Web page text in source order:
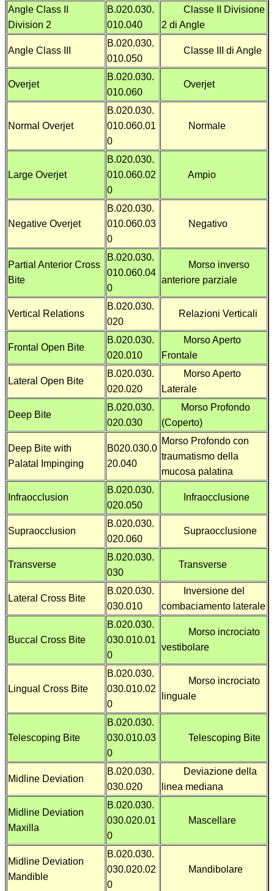
Angle Class II
Division 2
B.020.030.
010.040
Classe II Divisione
2 di Angle
Angle Class III
B.020.030.
010.050
Classe III di Angle
Overjet
B.020.030.
010.060
Overjet
Normal Overjet
B.020.030.
010.060.01
0
Normale
Large Overjet
B.020.030.
010.060.02
0
Ampio
Negative Overjet
B.020.030.
010.060.03
0
Negativo
Partial Anterior Cross
Bite
B.020.030.
010.060.04
0
Morso inverso
anteriore parziale
Vertical Relations
B.020.030.
020
Relazioni Verticali
Frontal Open Bite
B.020.030.
020.010
Morso Aperto
Frontale
Lateral Open Bite
B.020.030.
020.020
Morso Aperto
Laterale
Deep Bite
B.020.030.
020.030
Morso Profondo
(Coperto)
Deep Bite with
Palatal Impinging
B020.030.0
20.040
Morso Profondo con
traumatismo della
mucosa palatina
Infraocclusion
B.020.030.
020.050
Infraocclusione
Supraocclusion
B.020.030.
020.060
Supraocclusione
Transverse
B.020.030.
030
Transverse
Lateral Cross Bite
B.020.030.
030.010
Inversione del
combaciamento laterale
Buccal Cross Bite
B.020.030.
030.010.01
0
Morso incrociato
vestibolare
Lingual Cross Bite
B.020.030.
030.010.02
0
Morso incrociato
linguale
Telescoping Bite
B.020.030.
030.010.03
0
Telescoping Bite
Midline Deviation
B.020.030.
030.020
Deviazione della
linea mediana
Midline Deviation
Maxilla
B.020.030.
030.020.01
0
Mascellare
Midline Deviation
Mandible
B.020.030.
030.020.02
0
Mandibolare